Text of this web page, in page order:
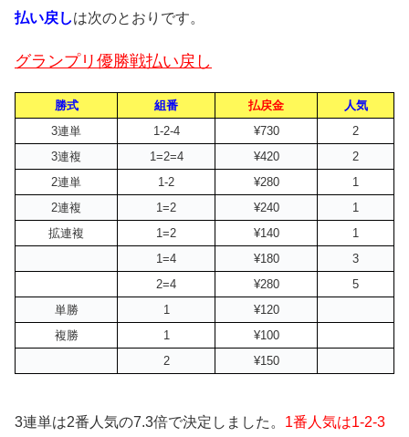
払い戻しは次のとおりです。
グランプリ優勝戦払い戻し
勝式 組番 払戻金
人気
3連単
1-2-4 ¥730
2
3連複
1=2=4 ¥420
2
2連単
1-2 ¥280
1
2連複
1=2 ¥240
1
拡連複
1=2 ¥140
1
1=4
¥180
3
2=4
¥280
5
単勝
1
¥120
複勝
1
¥100
2
¥150
3連単は2番人気の7.3倍で決定しました。 1番人気は1-2-3